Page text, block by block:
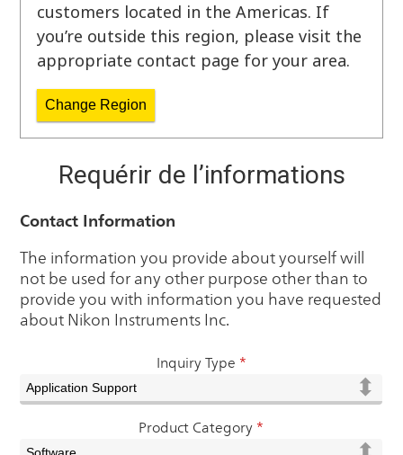
customers located in the Americas. If
you’re outside this region, please visit the
appropriate contact page for your area.
Change Region
Requérir de l’informations